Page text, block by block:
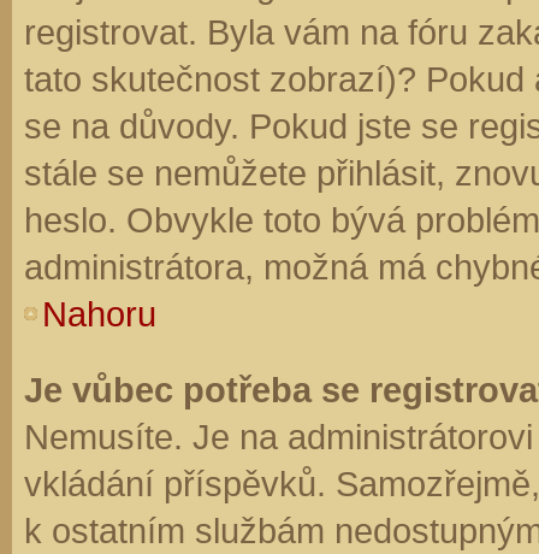
registrovat. Byla vám na fóru
tato skutečnost zobrazí)?
se na důvody. Pokud jste se
stále se nemůžete přihlásit,
heslo. Obvykle toto bývá
administrátora, možná má
Nahoru
Je vůbec potřeba se
Nemusíte. Je na
vkládání příspěvků.
k ostatním službám